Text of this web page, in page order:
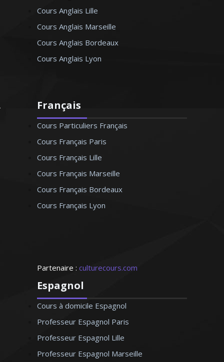
Cours Anglais Lille
Cours Anglais Marseille
Cours Anglais Bordeaux
Cours Anglais Lyon
Français
Cours Particuliers Français
Cours Français Paris
Cours Français Lille
Cours Français Marseille
Cours Français Bordeaux
Cours Français Lyon
Partenaire : culturecours.com
Espagnol
Cours à domicile Espagnol
Professeur Espagnol Paris
Professeur Espagnol Lille
Professeur Espagnol Marseille